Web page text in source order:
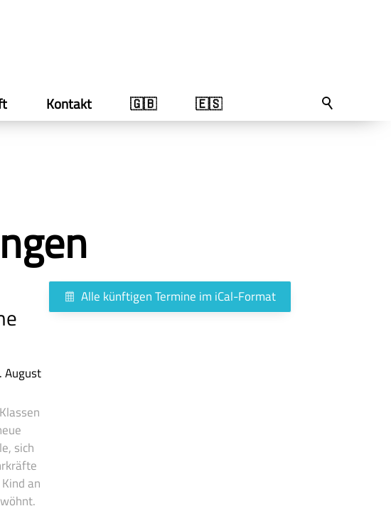
Kontakt 🇬🇧 🇪🇸
Alle künftigen Termine im iCal-Format
August
sich
an